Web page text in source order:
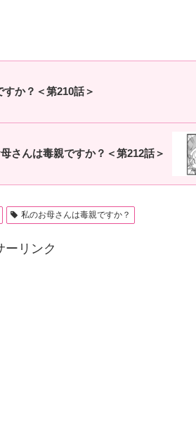
か？＜第210話＞
さんは毒親ですか？＜第212話＞
私のお母さんは毒親ですか？
ーリンク